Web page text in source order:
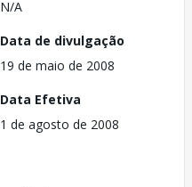
N/A
Data de divulgação
19 de maio de 2008
Data Efetiva
1 de agosto de 2008